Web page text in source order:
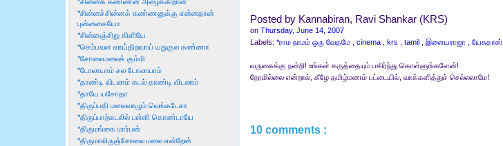
*சின்னச்சின்னக் கண்ணனுக்கு என்னதான்
புன்னகையோ
*சின்னஞ்சிறு கிளியே
*செம்பவள வாய்திறவாய் யதுகுல கண்ணா
*சோலைமலைக் கும்மி
*டோலாயாம் சல டோலாயாம்
*தாண்டி விடலாம் கடல் தாண்டி விடலாம்
*தாயே யசோதா
*திருப்பதி மலைவாழும் வெங்கடேசா
*திருப்பாற்கடலில் பள்ளி கொண்டாயே
*திருமங்கை மார்பன்
*திருமாலிருஞ்சோலை மலை என்றேன்
Posted by Kannabiran, Ravi Shankar (KRS)
on Thursday, June 14, 2007
Labels: *ராம நாமம் ஒரு வேதமே cinema krs tamil இளையராஜா யேசுதாஸ்
வருகைக்கு நன்றி! உங்கள் கருத்தையும் பகிர்ந்து கொள்ளுங்களேன்!
நேரமில்லை என்றால், கீழே தமிழ்மணம் பட்டையில், வாக்களித்துச் செல்லலாமே!
10 comments :